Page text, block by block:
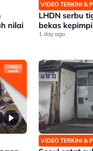
nilai
VIDEO TERKINI &
LHDN serbu
bekas
1 day ago
VIDEO TERKINI &